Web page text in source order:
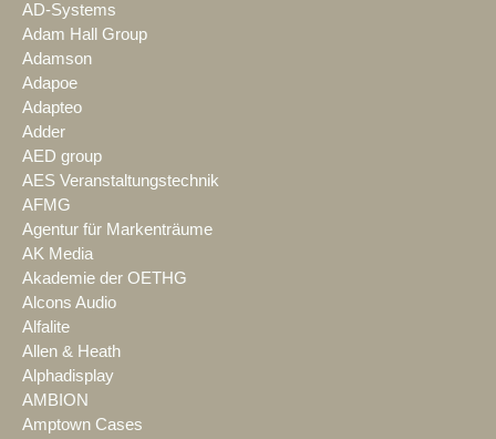
AD-Systems
Adam Hall Group
Adamson
Adapoe
Adapteo
Adder
AED group
AES Veranstaltungstechnik
AFMG
Agentur für Markenträume
AK Media
Akademie der OETHG
Alcons Audio
Alfalite
Allen & Heath
Alphadisplay
AMBION
Amptown Cases